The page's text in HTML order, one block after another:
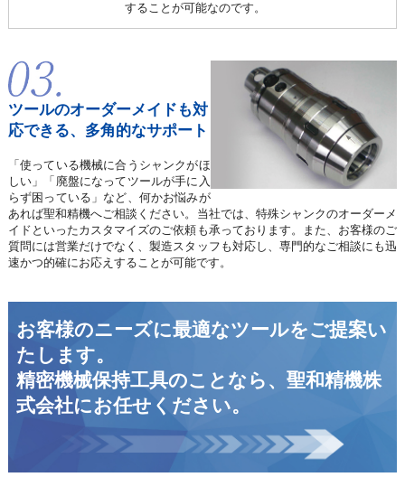
することが可能なのです。
ツールのオーダーメイドも対
応できる、多角的なサポート
「使っている機械に合うシャンクがほ
しい」「廃盤になってツールが手に入
らず困っている」など、何かお悩みが
あれば聖和精機へご相談ください。当社では、特殊シャンクのオーダーメ
イドといったカスタマイズのご依頼も承っております。また、お客様のご
質問には営業だけでなく、製造スタッフも対応し、専門的なご相談にも迅
速かつ的確にお応えすることが可能です。
お客様のニーズに最適なツールをご提案い
たします。
精密機械保持工具のことなら、聖和精機株
式会社にお任せください。